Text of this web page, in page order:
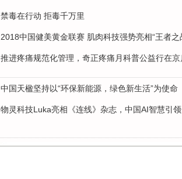
禁毒在行动 拒毒千万里
2018中国健美黄金联赛 肌肉科技强势亮相“王者之
推进疼痛规范化管理，奇正疼痛月科普公益行在京
中国天楹坚持以“环保新能源，绿色新生活”为使命
物灵科技Luka亮相《连线》杂志，中国AI智慧引